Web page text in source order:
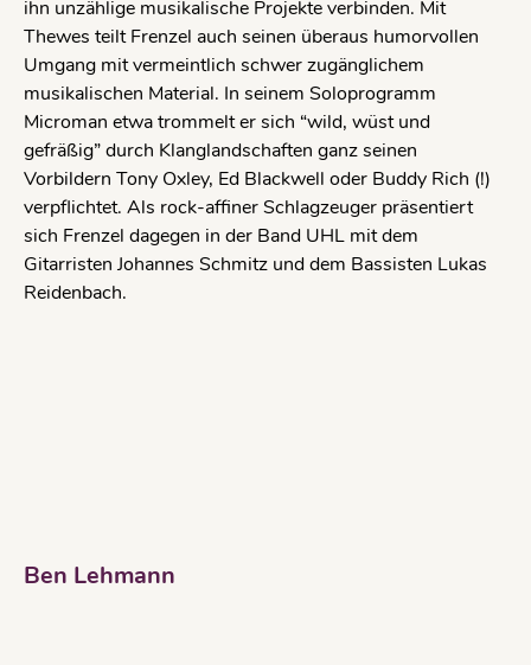
ihn unzählige musikalische Projekte verbinden. Mit
Thewes teilt Frenzel auch seinen überaus humorvollen
Umgang mit vermeintlich schwer zugänglichem
musikalischen Material. In seinem Soloprogramm
Microman etwa trommelt er sich “wild, wüst und
gefräßig” durch Klanglandschaften ganz seinen
Vorbildern Tony Oxley, Ed Blackwell oder Buddy Rich (!)
verpflichtet. Als rock-affiner Schlagzeuger präsentiert
sich Frenzel dagegen in der Band UHL mit dem
Gitarristen Johannes Schmitz und dem Bassisten Lukas
Reidenbach.
Ben Lehmann